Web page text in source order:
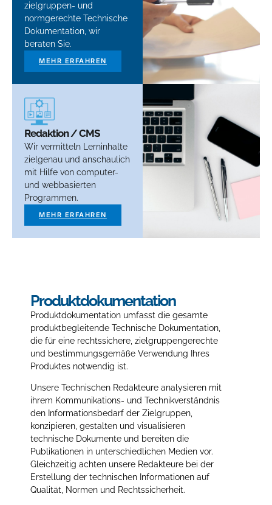
zielgruppen- und
normgerechte Technische
Dokumentation, wir
beraten Sie.
MEHR ERFAHREN
Redaktion / CMS
Wir vermitteln Lerninhalte
zielgenau und anschaulich
mit Hilfe von computer-
und webbasierten
Programmen.
MEHR ERFAHREN
Produktdokumentation
Produktdokumentation umfasst die gesamte
produktbegleitende Technische Dokumentation,
die für eine rechtssichere, zielgruppengerechte
und bestimmungsgemäße Verwendung Ihres
Produktes notwendig ist.
Unsere Technischen Redakteure analysieren mit
ihrem Kommunikations- und Technikverständnis
den Informationsbedarf der Zielgruppen,
konzipieren, gestalten und visualisieren
technische Dokumente und bereiten die
Publikationen in unterschiedlichen Medien vor.
Gleichzeitig achten unsere Redakteure bei der
Erstellung der technischen Informationen auf
Qualität, Normen und Rechtssicherheit.